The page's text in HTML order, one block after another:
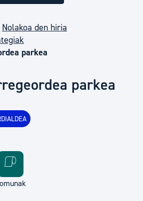
Nolakoa den hiria
parkea
parkea